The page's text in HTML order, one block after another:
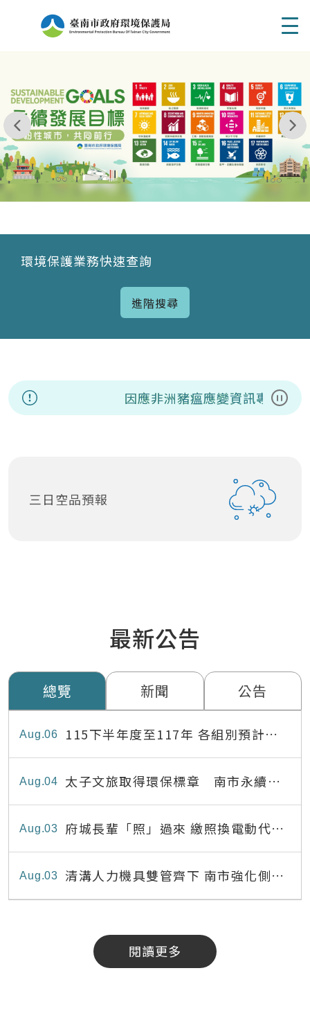
環境保護業務快速查詢
進階搜尋
暫停
因應非洲豬瘟應變資訊專區
三日空品預報
最新公告
總覽 新聞 公告
06
Aug
115下半年度至117年 各組別預計出
缺員額表
04
Aug
太子文旅取得環保標章 南市永續旅
宿達22家
03
Aug
府城長輩「照」過來 繳照換電動代步
最高補助8,000元
03
Aug
清溝人力機具雙管齊下 南市強化側溝
清疏效能
閱讀更多